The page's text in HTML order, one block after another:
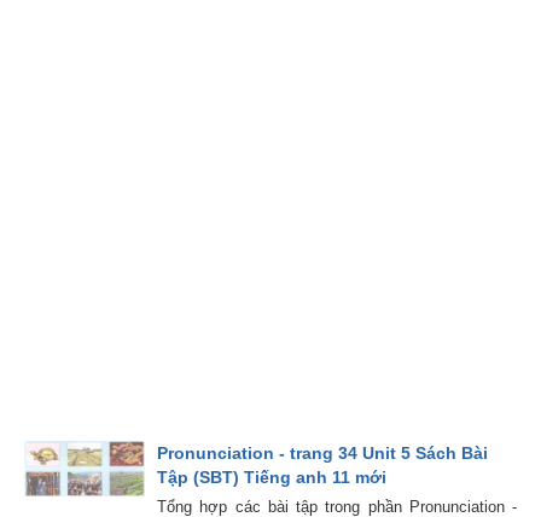
Pronunciation - trang 34 Unit 5 Sách Bài
Tập (SBT) Tiếng anh 11 mới
Tổng hợp các bài tập trong phần Pronunciation -